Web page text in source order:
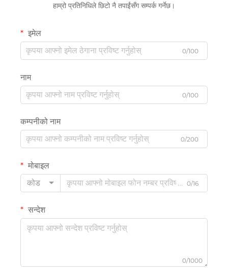
हाम्रो प्रतिनिधिले छिटो नै तपाईंसँग सम्पर्क गर्नेछ।
इमेल
0/100
नाम
0/100
कम्पनीको नाम
0/200
मोबाइल
कोड
0/16
सन्देश
0/1000